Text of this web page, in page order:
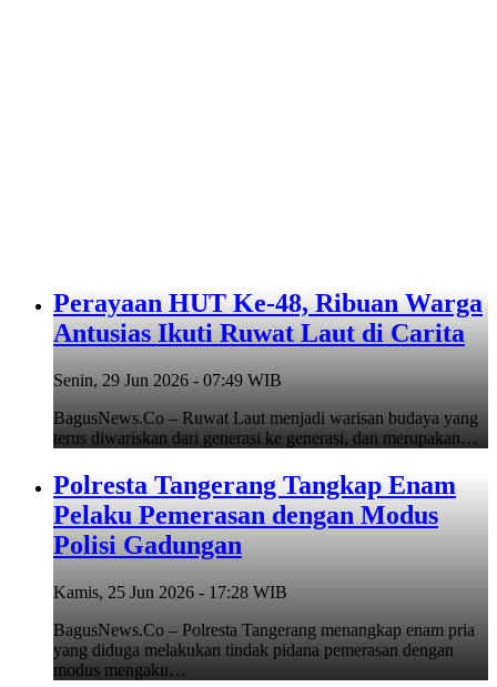
Perayaan HUT Ke-48, Ribuan Warga
Antusias Ikuti Ruwat Laut di Carita
Senin, 29 Jun 2026 - 07:49 WIB
BagusNews.Co – Ruwat Laut menjadi warisan budaya yang
terus diwariskan dari generasi ke generasi, dan merupakan…
Polresta Tangerang Tangkap Enam
Pelaku Pemerasan dengan Modus
Polisi Gadungan
Kamis, 25 Jun 2026 - 17:28 WIB
BagusNews.Co – Polresta Tangerang menangkap enam pria
yang diduga melakukan tindak pidana pemerasan dengan
modus mengaku…